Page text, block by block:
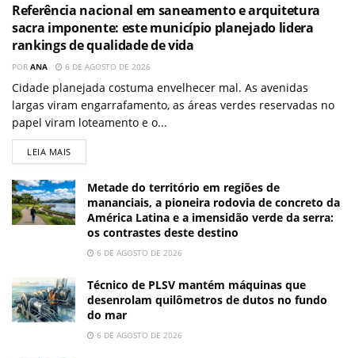
Referência nacional em saneamento e arquitetura
sacra imponente: este município planejado lidera
rankings de qualidade de vida
POR ANA 6 DE AGOSTO DE 2026
Cidade planejada costuma envelhecer mal. As avenidas
largas viram engarrafamento, as áreas verdes reservadas no
papel viram loteamento e o...
LEIA MAIS
Metade do território em regiões de
mananciais, a pioneira rodovia de concreto da
América Latina e a imensidão verde da serra:
os contrastes deste destino
6 DE AGOSTO DE 2026
Técnico de PLSV mantém máquinas que
desenrolam quilômetros de dutos no fundo
do mar
6 DE AGOSTO DE 2026